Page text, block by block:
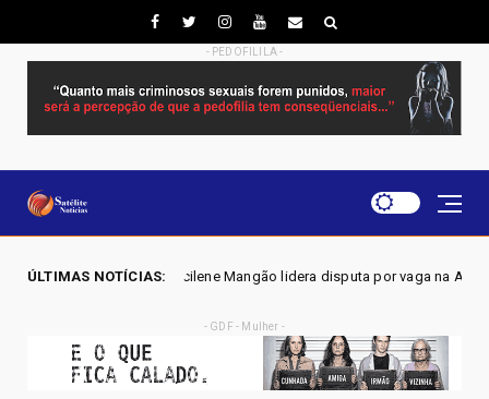
- PEDOFILILA -
ÚLTIMAS NOTÍCIAS:
Joscilene Mangão lidera disputa por vaga na Alego em Novo Gama,
- GDF - Mulher -